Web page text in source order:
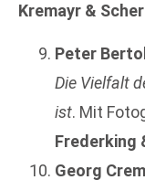
Kremayr &
Peter
Die Vielfalt
ist. Mit
Frederking
Georg